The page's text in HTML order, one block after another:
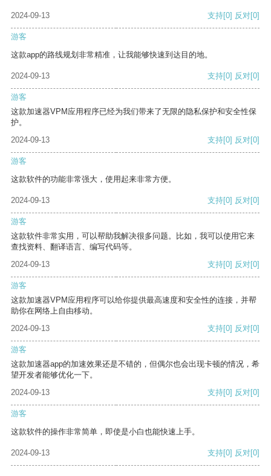
2024-09-13 支持[0] 反对[0]
游客
这款app的路线规划非常精准，让我能够快速到达目的地。
2024-09-13 支持[0] 反对[0]
游客
这款加速器VPM应用程序已经为我们带来了无限的隐私保护和安全性保
护。
2024-09-13
支持[0] 反对[0]
游客
这款软件的功能非常强大，使用起来非常方便。
2024-09-13 支持[0] 反对[0]
游客
这款软件非常实用，可以帮助我解决很多问题。比如，我可以使用它来
查找资料、翻译语言、编写代码等。
2024-09-13
支持[0] 反对[0]
游客
这款加速器VPM应用程序可以给你提供最高速度和安全性的连接，并帮
助你在网络上自由移动。
2024-09-13
支持[0] 反对[0]
游客
这款加速器app的加速效果还是不错的，但偶尔也会出现卡顿的情况，希
望开发者能够优化一下。
2024-09-13
支持[0] 反对[0]
游客
这款软件的操作非常简单，即使是小白也能快速上手。
2024-09-13 支持[0] 反对[0]